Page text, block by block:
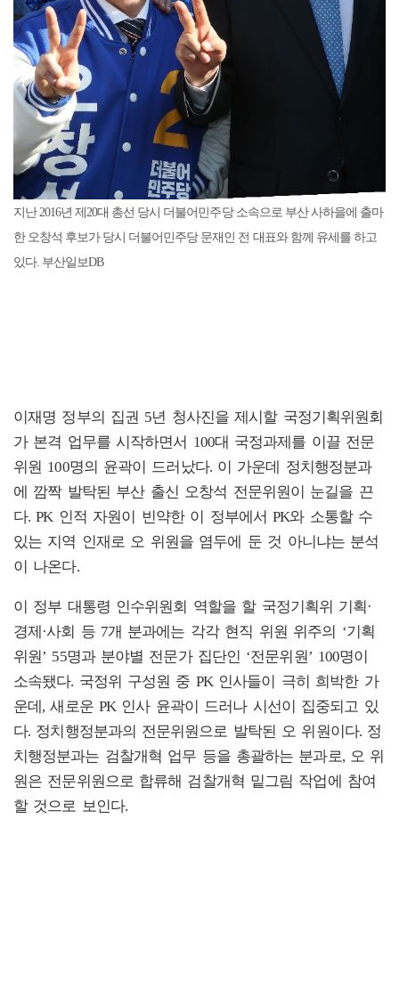
지난 2016년 제20대 총선 당시 더불어민주당 소속으로 부산 사하을에 출마
한 오창석 후보가 당시 더불어민주당 문재인 전 대표와 함께 유세를 하고
있다. 부산일보DB
이재명 정부의 집권 5년 청사진을 제시할 국정기획위원회
가 본격 업무를 시작하면서 100대 국정과제를 이끌 전문
위원 100명의 윤곽이 드러났다. 이 가운데 정치행정분과
에 깜짝 발탁된 부산 출신 오창석 전문위원이 눈길을 끈
다. PK 인적 자원이 빈약한 이 정부에서 PK와 소통할 수
있는 지역 인재로 오 위원을 염두에 둔 것 아니냐는 분석
이 나온다.
이 정부 대통령 인수위원회 역할을 할 국정기획위 기획·
경제·사회 등 7개 분과에는 각각 현직 위원 위주의 ‘기획
위원’ 55명과 분야별 전문가 집단인 ‘전문위원’ 100명이
소속됐다. 국정위 구성원 중 PK 인사들이 극히 희박한 가
운데, 새로운 PK 인사 윤곽이 드러나 시선이 집중되고 있
다. 정치행정분과의 전문위원으로 발탁된 오 위원이다. 정
치행정분과는 검찰개혁 업무 등을 총괄하는 분과로, 오 위
원은 전문위원으로 합류해 검찰개혁 밑그림 작업에 참여
할 것으로 보인다.